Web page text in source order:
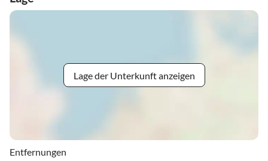
Lage der Unterkunft anzeigen
Entfernungen